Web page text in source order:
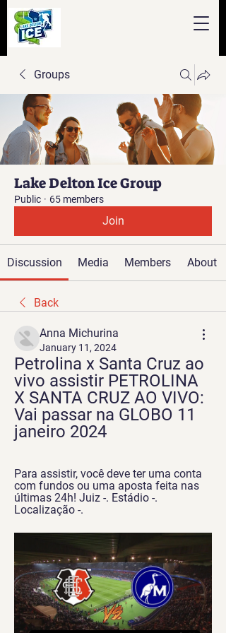
Groups
Lake Delton Ice Group
Public · 65 members
Join
Discussion Media Members About
Back
Anna Michurina
January 11, 2024
Petrolina x Santa Cruz ao
vivo assistir PETROLINA
X SANTA CRUZ AO VIVO:
Vai passar na GLOBO 11
janeiro 2024
Para assistir, você deve ter uma conta
com fundos ou uma aposta feita nas
últimas 24h! Juiz -. Estádio -.
Localização -.